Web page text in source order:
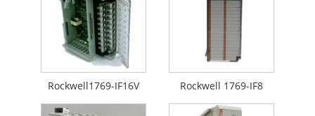
Rockwell1769-IF16V Rockwell 1769-IF8